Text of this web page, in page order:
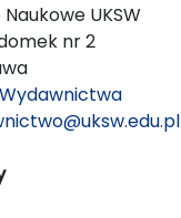
UKSW
nr 2